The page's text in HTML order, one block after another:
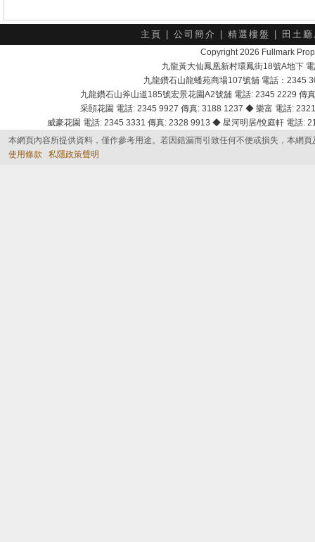
主頁 公司簡介 精選樓盤 田土
Copyright 2026 Fullmark
九龍黃大仙鳳凰新村環鳳街18號A地下
九龍鑽石山龍蟠苑商場107號舖 電話：2345
九龍鑽石山斧山道185號宏景花園A2號舖 電話: 2345 2229
采頣花園 電話: 2345 9927 傳真: 3188 1237 ◆ 樂富 電話:
威豪花園 電話: 2345 3331 傳真: 2328 9913 ◆ 星河明居/悅庭軒 電話
本網頁內容所提供資料，僅作參考用途。若因錯漏而引致任何不便或損失，本網
使用條款
私隱政策聲明